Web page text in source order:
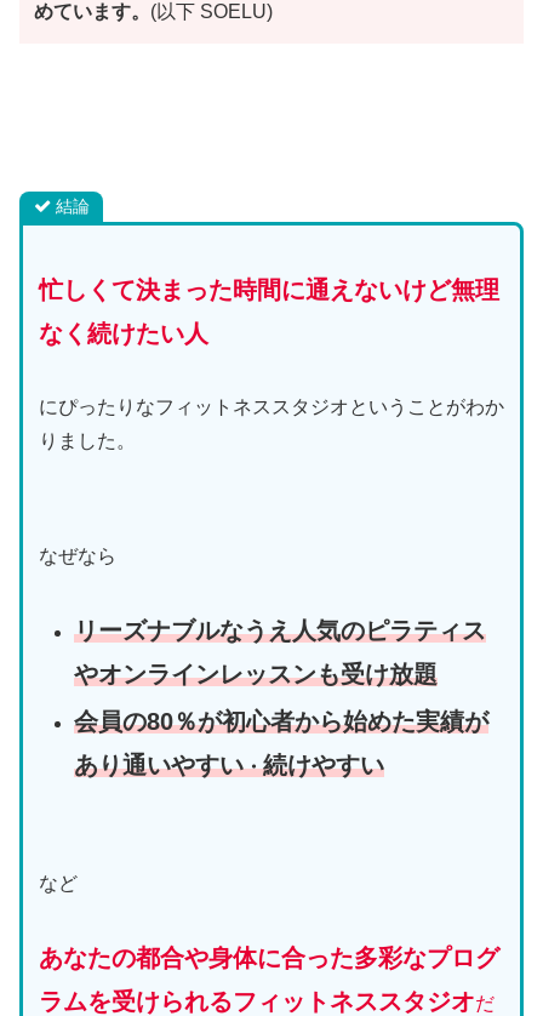
めています。 (以下 SOELU)
結論
忙しくて決まった時間に通えないけど無理
なく続けたい人
にぴったりなフィットネススタジオということがわか
りました。
なぜなら
リーズナブルなうえ人気のピラティス
やオンラインレッスンも受け放題
会員の80％が初心者から始めた実績が
あり通いやすい・続けやすい
など
あなたの都合や身体に合った多彩なプログ
ラムを受けられるフィットネススタジオだ